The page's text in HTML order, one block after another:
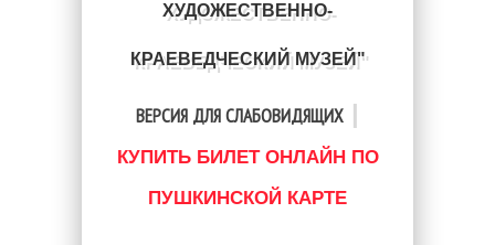
ХУДОЖЕСТВЕННО-
КРАЕВЕДЧЕСКИЙ МУЗЕЙ"
ВЕРСИЯ ДЛЯ СЛАБОВИДЯЩИХ |
КУПИТЬ БИЛЕТ ОНЛАЙН ПО
ПУШКИНСКОЙ КАРТЕ